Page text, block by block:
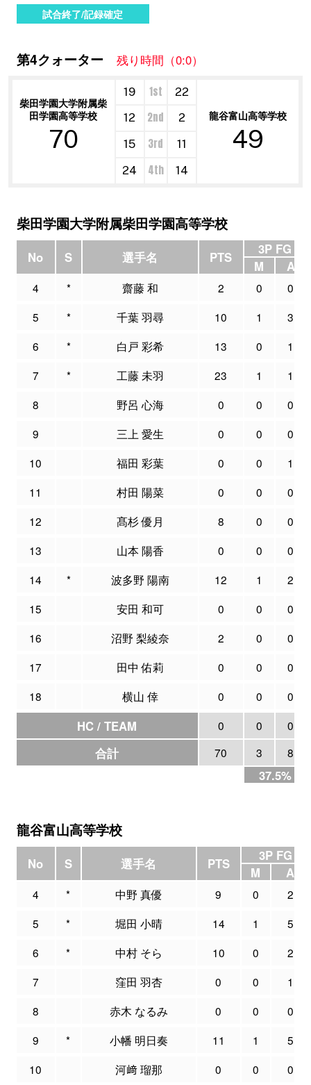
試合終了/記録確定
第4クォーター 残り時間（0:0）
柴田学園大学附属柴
田学園高等学校
70
19 1st
22
龍谷富山高等学校
49
12 2nd
2
15
3rd
11
24
4th 14
柴田学園大学附属柴田学園高等学校
No S 選手名 PTS
3P FG
M
A
4 * 齋藤 和 2 0
0
5
* 千葉 羽尋 10 1
3
6
* 白戸 彩希 13 0
1
7
* 工藤 未羽 23 1
1
8
野呂 心海 0 0
0
9
三上 愛生 0 0
0
10
福田 彩葉 0 0
1
11
村田 陽菜 0 0
0
12
髙杉 優月 8 0
0
13
山本 陽香 0 0
0
14
* 波多野 陽南 12 1
2
15
安田 和可 0 0
0
16
沼野 梨綾奈 2 0
0
17
田中 佑莉 0 0
0
18
横山 倖 0 0 0
HC / TEAM 0 0 0
合計 70 3 8
37.5%
龍谷富山高等学校
No S 選手名 PTS
3P FG
M
A
4 * 中野 真優 9 0
2
5
* 堀田 小晴 14 1
5
6
* 中村 そら 10 0
2
7
窪田 羽杏 0 0
1
8
赤木 なるみ 0 0
0
9
* 小幡 明日奏 11 1
5
10
河﨑 瑠那 0 0 0